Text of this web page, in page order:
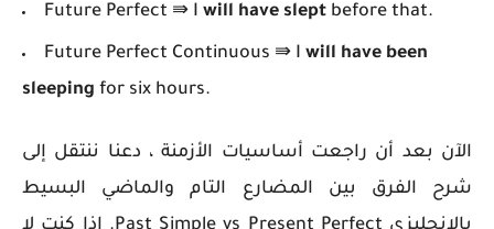
Future Perfect ⇛ I will have slept before that.
Future Perfect Continuous ⇛ I will have been
sleeping for six hours.
الآن بعد أن راجعت أساسيات الأزمنة ، دعنا ننتقل إلى
شرح الفرق بين المضارع التام والماضي البسيط